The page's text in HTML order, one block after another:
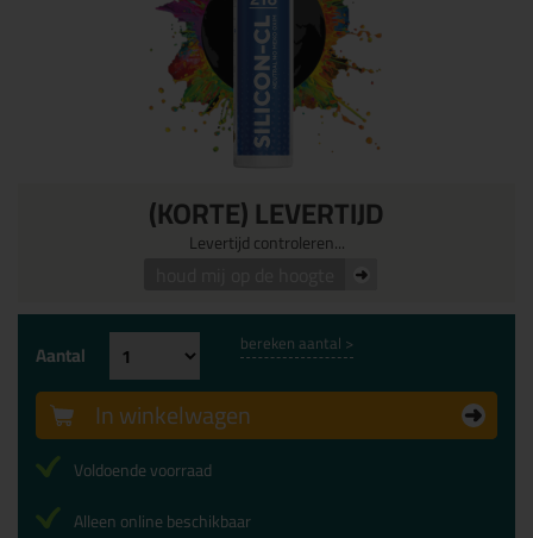
(KORTE) LEVERTIJD
Levertijd controleren...
Aantal bereken aantal >
In winkelwagen
Voldoende voorraad
Alleen online beschikbaar